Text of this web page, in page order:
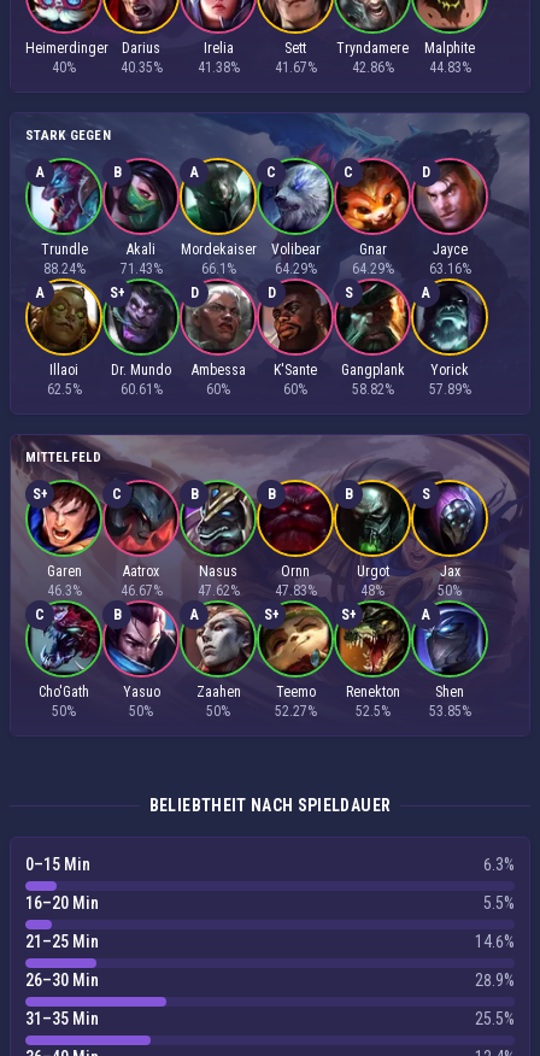
Heimerdinger
40%
Darius
40.35%
Irelia
41.38%
Sett
41.67%
Tryndamere
42.86%
Malphite
44.83%
STARK GEGEN
A
Trundle
88.24%
B
Akali
71.43%
A
Mordekaiser
66.1%
C
Volibear
64.29%
C
Gnar
64.29%
D
Jayce
63.16%
A
Illaoi
62.5%
S+
Dr. Mundo
60.61%
D
Ambessa
60%
D
K'Sante
60%
S
Gangplank
58.82%
A
Yorick
57.89%
MITTELFELD
S+
Garen
46.3%
C
Aatrox
46.67%
B
Nasus
47.62%
B
Ornn
47.83%
B
Urgot
48%
S
Jax
50%
C
Cho'Gath
50%
B
Yasuo
50%
A
Zaahen
50%
S+
Teemo
52.27%
S+
Renekton
52.5%
A
Shen
53.85%
BELIEBTHEIT NACH SPIELDAUER
0–15 Min
6.3%
16–20 Min
5.5%
21–25 Min
14.6%
26–30 Min
28.9%
31–35 Min
25.5%